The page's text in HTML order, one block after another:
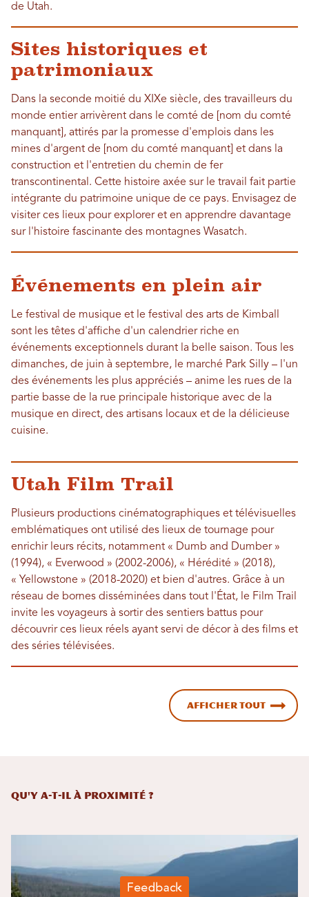
de Utah.
Sites historiques et
patrimoniaux
Dans la seconde moitié du XIXe siècle, des travailleurs du
monde entier arrivèrent dans le comté de [nom du comté
manquant], attirés par la promesse d'emplois dans les
mines d'argent de [nom du comté manquant] et dans la
construction et l'entretien du chemin de fer
transcontinental. Cette histoire axée sur le travail fait partie
intégrante du patrimoine unique de ce pays. Envisagez de
visiter ces lieux pour explorer et en apprendre davantage
sur l'histoire fascinante des montagnes Wasatch.
Événements en plein air
Le festival de musique et le festival des arts de Kimball
sont les têtes d'affiche d'un calendrier riche en
événements exceptionnels durant la belle saison. Tous les
dimanches, de juin à septembre, le marché Park Silly – l'un
des événements les plus appréciés – anime les rues de la
partie basse de la rue principale historique avec de la
musique en direct, des artisans locaux et de la délicieuse
cuisine.
Utah Film Trail
Plusieurs productions cinématographiques et télévisuelles
emblématiques ont utilisé des lieux de tournage pour
enrichir leurs récits, notamment « Dumb and Dumber »
(1994), « Everwood » (2002-2006), « Hérédité » (2018),
« Yellowstone » (2018-2020) et bien d'autres. Grâce à un
réseau de bornes disséminées dans tout l'État, le Film Trail
invite les voyageurs à sortir des sentiers battus pour
découvrir ces lieux réels ayant servi de décor à des films et
des séries télévisées.
Afficher tout
Qu'y a-t-il à proximité ?